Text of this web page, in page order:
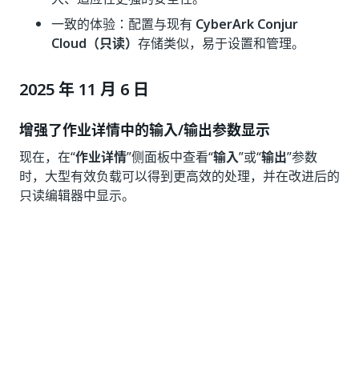
一致的体验：配置与现有 CyberArk Conjur
Cloud（只读） 存储类似，易于设置和管理。
2025 年 11 月 6 日
增强了作业详情中的输入/输出参数显示
现在，在“作业详情”侧面板中查看“输入”或“输出”参数
时，大型有效负载可以得到更高效的处理，并在改进后的
只读编辑器中显示。